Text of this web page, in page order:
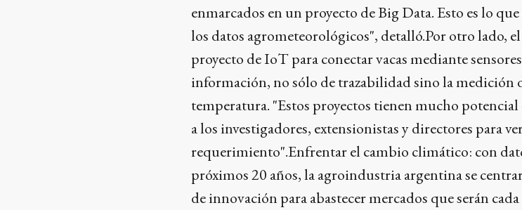
enmarcados en un proyecto de Big Data. Esto es lo
los datos agrometeorológicos", detalló.Por otro lado,
proyecto de IoT para conectar vacas mediante
información, no sólo de trazabilidad sino la medición
temperatura. "Estos proyectos tienen mucho
a los investigadores, extensionistas y directores para
requerimiento".Enfrentar el cambio climático: con
próximos 20 años, la agroindustria argentina se
de innovación para abastecer mercados que serán cada